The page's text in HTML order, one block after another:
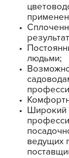
людьми;
Широкий
ведущих